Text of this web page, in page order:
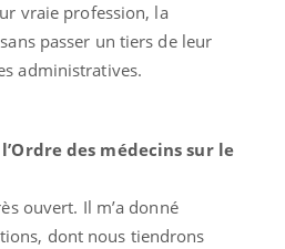
vraie profession, la
passer un tiers de leur
administratives.
des médecins sur le
ouvert. Il m’a donné
dont nous tiendrons